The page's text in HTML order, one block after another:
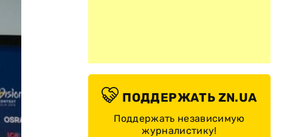
ПОДДЕРЖАТЬ ZN.UA
Поддержать независимую
журналистику!